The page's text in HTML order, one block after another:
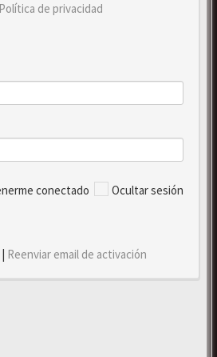
Política de privacidad
conectado Ocultar sesión
| Reenviar email de activación